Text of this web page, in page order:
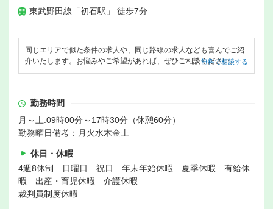
東武野田線「初石駅」 徒歩7分
同じエリアで似た条件の求人や、同じ路線の求人なども喜んでご紹
介いたします。お悩みやご希望があれば、ぜひご相談ください。
無料で相談する
勤務時間
月～土:09時00分～17時30分（休憩60分）
勤務曜日備考：月火水木金土
休日・休暇
4週8休制 日曜日 祝日 年末年始休暇 夏季休暇 有給休
暇 出産・育児休暇 介護休暇
裁判員制度休暇